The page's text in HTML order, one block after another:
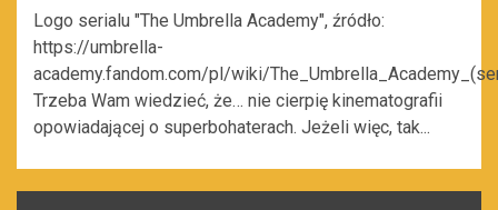
Logo serialu "The Umbrella Academy", źródło:
https://umbrella-
academy.fandom.com/pl/wiki/
Trzeba Wam wiedzieć, że… nie cierpię kinematografii
opowiadającej o superbohaterach. Jeżeli więc, tak...